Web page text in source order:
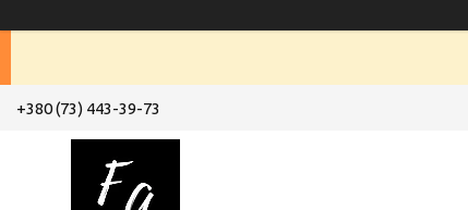
+380 (73) 443-39-73